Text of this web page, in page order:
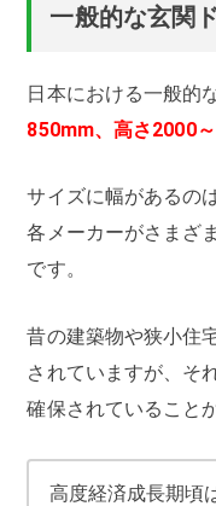
一般的な玄関
日本における一般的
850mm、高さ2000
サイズに幅があるの
各メーカーがさまざ
です。
昔の建築物や狭小住
されていますが、そ
確保されていること
高度経済成長期頃